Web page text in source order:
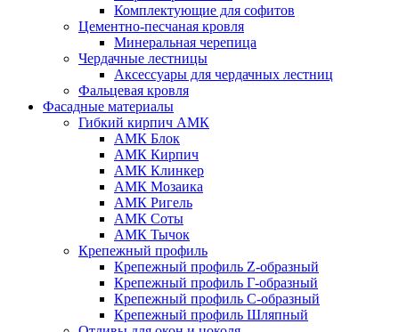
Комплектующие для софитов
Цементно-песчаная кровля
Минеральная черепица
Чердачные лестницы
Аксессуары для чердачных лестниц
Фальцевая кровля
Фасадные материалы
Гибкий кирпич АМК
АМК Блок
АМК Кирпич
АМК Клинкер
АМК Мозаика
АМК Ригель
АМК Соты
АМК Тычок
Крепежный профиль
Крепежный профиль Z-образный
Крепежный профиль Г-образный
Крепежный профиль С-образный
Крепежный профиль Шляпный